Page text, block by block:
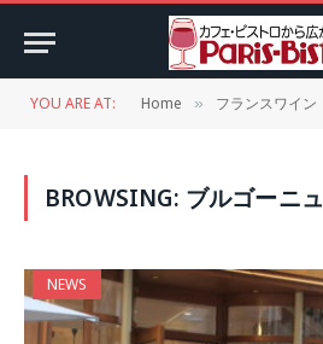
YOU ARE AT: Home » フランスワイン
BROWSING: ブルゴーニュ
NEWS